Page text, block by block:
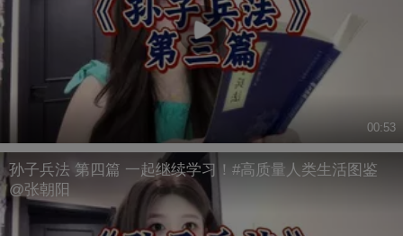
00:53
孙子兵法 第四篇 一起继续学习！#高质量人类生活图鉴
@张朝阳